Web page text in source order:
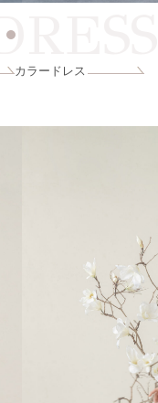
カラードレス